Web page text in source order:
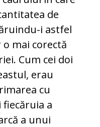
de
i astfel
mai corectă
Cum cei doi
erau
cu
fiecăruia a
a unui